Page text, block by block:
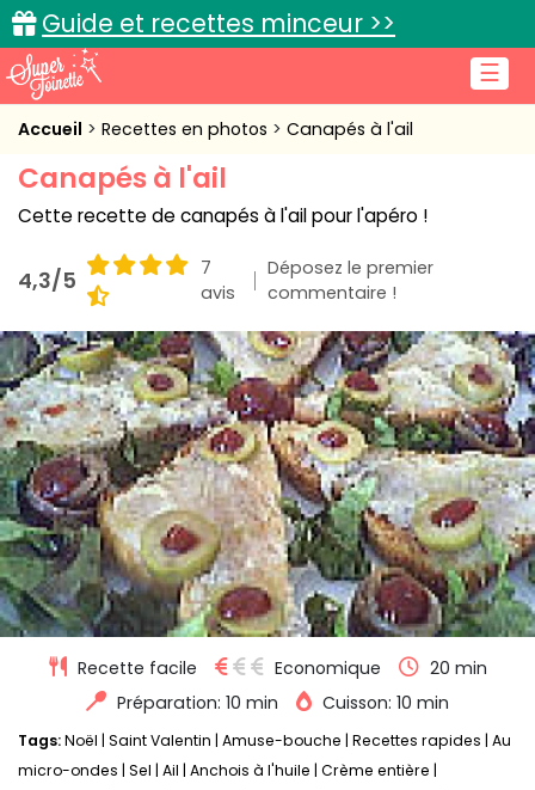
☰
Guide et recettes minceur >>
Accueil
Recettes de cuisine
L'actu cuisine
Connexion
Accueil Recettes en photos Canapés à l'ail
Canapés à l'ail
Cette recette de canapés à l'ail pour l'apéro !
4,3/5
7
avis
Déposez le premier
commentaire !
Recette facile Economique
20 min
Préparation: 10 min
Cuisson: 10 min
Tags:Noël Saint Valentin Amuse-bouche Recettes rapides Au
micro-ondes Sel Ail Anchois à l'huile Crème entière